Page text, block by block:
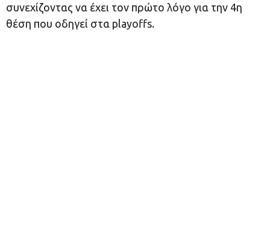
συνεχίζοντας να έχει τον πρώτο λόγο για την 4η
θέση που οδηγεί στα playoffs.